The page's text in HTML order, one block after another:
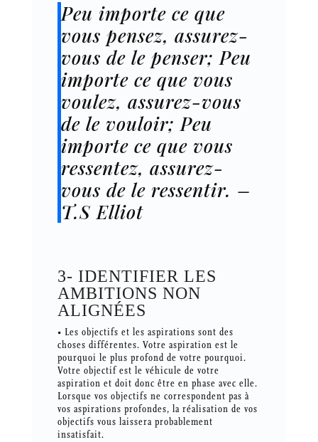
Peu importe ce que
vous pensez, assurez-
vous de le penser; Peu
importe ce que vous
voulez, assurez-vous
de le vouloir; Peu
importe ce que vous
ressentez, assurez-
vous de le ressentir. –
T.S Elliot
3- IDENTIFIER LES
AMBITIONS NON
ALIGNÉES
• Les objectifs et les aspirations sont des
choses différentes. Votre aspiration est le
pourquoi le plus profond de votre pourquoi.
Votre objectif est le véhicule de votre
aspiration et doit donc être en phase avec elle.
Lorsque vos objectifs ne correspondent pas à
vos aspirations profondes, la réalisation de vos
objectifs vous laissera probablement
insatisfait.